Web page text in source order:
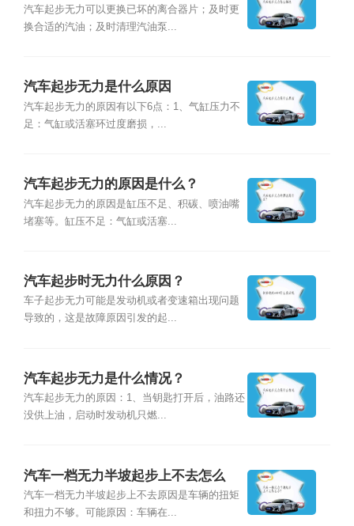
汽车起步无力可以更换已坏的离合器片；及时更
换合适的汽油；及时清理汽油泵...
汽车起步无力是什么原因
汽车起步无力的原因有以下6点：1、气缸压力不
足：气缸或活塞环过度磨损，...
汽车起步无力的原因是什么？
汽车起步无力的原因是缸压不足、积碳、喷油嘴
堵塞等。缸压不足：气缸或活塞...
汽车起步时无力什么原因？
车子起步无力可能是发动机或者变速箱出现问题
导致的，这是故障原因引发的起...
汽车起步无力是什么情况？
汽车起步无力的原因：1、当钥匙打开后，油路还
没供上油，启动时发动机只燃...
汽车一档无力半坡起步上不去怎么
办？
汽车一档无力半坡起步上不去原因是车辆的扭矩
和扭力不够。可能原因：车辆在...